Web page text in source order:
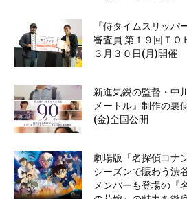
『侍タイムスリッパ
審査員 第１９回ＴＯ
３月３０日(月)開催
新進気鋭の監督・中
メートル』制作の裏
(金)全国公開
劇場版「名探偵コナ
シーズンで賑わう渋
メンバーも登場の『